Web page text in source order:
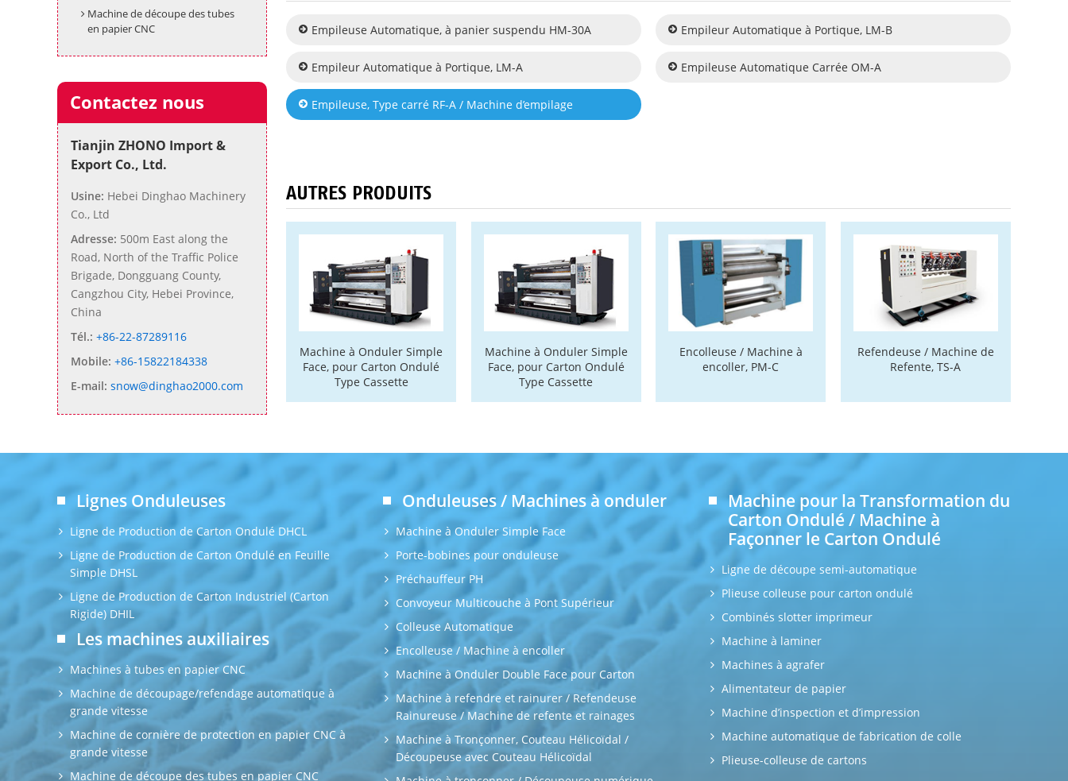
Empileuse Automatique, à panier suspendu HM-30A Empileur Automatique à Portique, LM-B
Empileur Automatique à Portique, LM-A Empileuse Automatique Carrée OM-A
Empileuse, Type carré RF-A / Machine d’empilage
AUTRES PRODUITS
Machine à Onduler Simple
Face, pour Carton Ondulé
Type Cassette
Machine à Onduler Simple
Face, pour Carton Ondulé
Type Cassette
Encolleuse / Machine à
encoller, PM-C
Refendeuse / Machine de
Refente, TS-A
Machine de découpe des tubes
en papier CNC
Contactez nous
Tianjin ZHONO Import &
Export Co., Ltd.
Usine: Hebei Dinghao Machinery
Co., Ltd
Adresse: 500m East along the
Road, North of the Traffic Police
Brigade, Dongguang County,
Cangzhou City, Hebei Province,
China
Tél.: +86-22-87289116
Mobile: +86-15822184338
E-mail: snow@dinghao2000.com
Lignes Onduleuses
Ligne de Production de Carton Ondulé DHCL
Ligne de Production de Carton Ondulé en Feuille
Simple DHSL
Ligne de Production de Carton Industriel (Carton
Rigide) DHIL
Les machines auxiliaires
Machines à tubes en papier CNC
Machine de découpage/refendage automatique à
grande vitesse
Machine de cornière de protection en papier CNC à
grande vitesse
Machine de découpe des tubes en papier CNC
Onduleuses / Machines à onduler
Machine à Onduler Simple Face
Porte-bobines pour onduleuse
Préchauffeur PH
Convoyeur Multicouche à Pont Supérieur
Colleuse Automatique
Encolleuse / Machine à encoller
Machine à Onduler Double Face pour Carton
Machine à refendre et rainurer / Refendeuse
Rainureuse / Machine de refente et rainages
Machine à Tronçonner, Couteau Hélicoïdal /
Découpeuse avec Couteau Hélicoïdal
Machine pour la Transformation du
Carton Ondulé / Machine à
Façonner le Carton Ondulé
Ligne de découpe semi-automatique
Plieuse colleuse pour carton ondulé
Combinés slotter imprimeur
Machine à laminer
Machines à agrafer
Alimentateur de papier
Machine d’inspection et d’impression
Machine automatique de fabrication de colle
Plieuse-colleuse de cartons